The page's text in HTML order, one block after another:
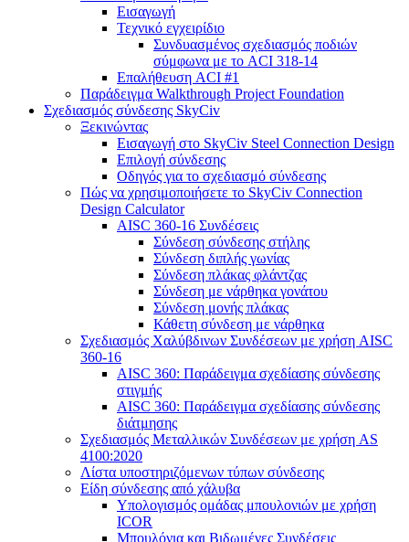
Εισαγωγή
Τεχνικό εγχειρίδιο
Συνδυασμένος σχεδιασμός ποδιών
σύμφωνα με το ACI 318-14
Επαλήθευση ACI #1
Παράδειγμα Walkthrough Project Foundation
Σχεδιασμός σύνδεσης SkyCiv
Ξεκινώντας
Εισαγωγή στο SkyCiv Steel Connection Design
Επιλογή σύνδεσης
Οδηγός για το σχεδιασμό σύνδεσης
Πώς να χρησιμοποιήσετε το SkyCiv Connection
Design Calculator
AISC 360-16 Συνδέσεις
Σύνδεση σύνδεσης στήλης
Σύνδεση διπλής γωνίας
Σύνδεση πλάκας φλάντζας
Σύνδεση με νάρθηκα γονάτου
Σύνδεση μονής πλάκας
Κάθετη σύνδεση με νάρθηκα
Σχεδιασμός Χαλύβδινων Συνδέσεων με χρήση AISC
360-16
AISC 360: Παράδειγμα σχεδίασης σύνδεσης
στιγμής
AISC 360: Παράδειγμα σχεδίασης σύνδεσης
διάτμησης
Σχεδιασμός Μεταλλικών Συνδέσεων με χρήση AS
4100:2020
Λίστα υποστηριζόμενων τύπων σύνδεσης
Είδη σύνδεσης από χάλυβα
Υπολογισμός ομάδας μπουλονιών με χρήση
ICOR
Μπουλόνια και Βιδωμένες Συνδέσεις